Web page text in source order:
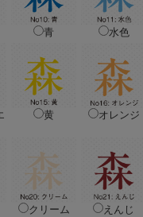
青 水色
黄 オレンジ
クリーム えんじ